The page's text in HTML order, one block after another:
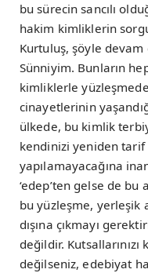
bu sürecin sancılı
hakim kimliklerin
Kurtuluş, şöyle devam
Sünniyim. Bunların
kimliklerle
cinayetlerinin
ülkede, bu kimlik
kendinizi yeniden
yapılamayacağına
‘edep’ten gelse de bu
bu yüzleşme, yerleşik
dışına çıkmayı
değildir. Kutsallarınızı
değilseniz, edebiyat